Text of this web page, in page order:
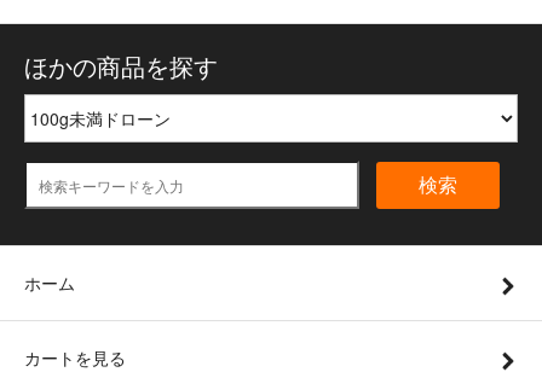
ほかの商品を探す
検索
ホーム
カートを見る